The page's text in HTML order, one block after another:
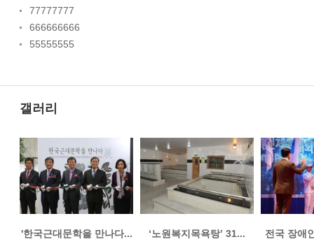
77777777
666666666
55555555
갤러리
'한국근대문학을 만나다... ‘노원복지목욕탕’ 31... 전국 장애